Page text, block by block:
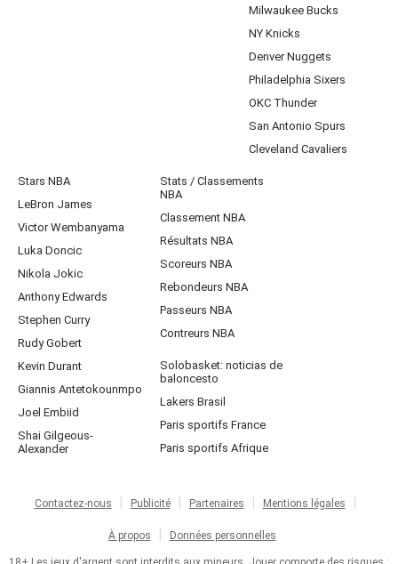
Milwaukee Bucks
NY Knicks
Denver Nuggets
Philadelphia Sixers
OKC Thunder
San Antonio Spurs
Cleveland Cavaliers
Stars NBA
LeBron James
Victor Wembanyama
Luka Doncic
Nikola Jokic
Anthony Edwards
Stephen Curry
Rudy Gobert
Kevin Durant
Giannis Antetokounmpo
Joel Embiid
Shai Gilgeous-
Alexander
Stats / Classements
NBA
Classement NBA
Résultats NBA
Scoreurs NBA
Rebondeurs NBA
Passeurs NBA
Contreurs NBA
Solobasket: noticias de
baloncesto
Lakers Brasil
Paris sportifs France
Paris sportifs Afrique
Contactez-nous Publicité Partenaires Mentions légales
À propos Données personnelles